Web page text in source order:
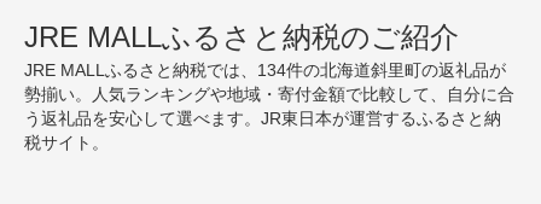
JRE MALLふるさと納税のご紹介
JRE MALLふるさと納税では、134件の北海道斜里町の返礼品が
勢揃い。人気ランキングや地域・寄付金額で比較して、自分に合
う返礼品を安心して選べます。JR東日本が運営するふるさと納
税サイト。